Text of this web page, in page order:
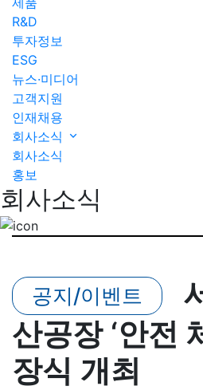
R&D
투자정보
ESG
뉴스·미디어
고객지원
인재채용
회사소식
회사소식
홍보
회사소식
공지/이벤트
산공장 ‘안전
장식 개최